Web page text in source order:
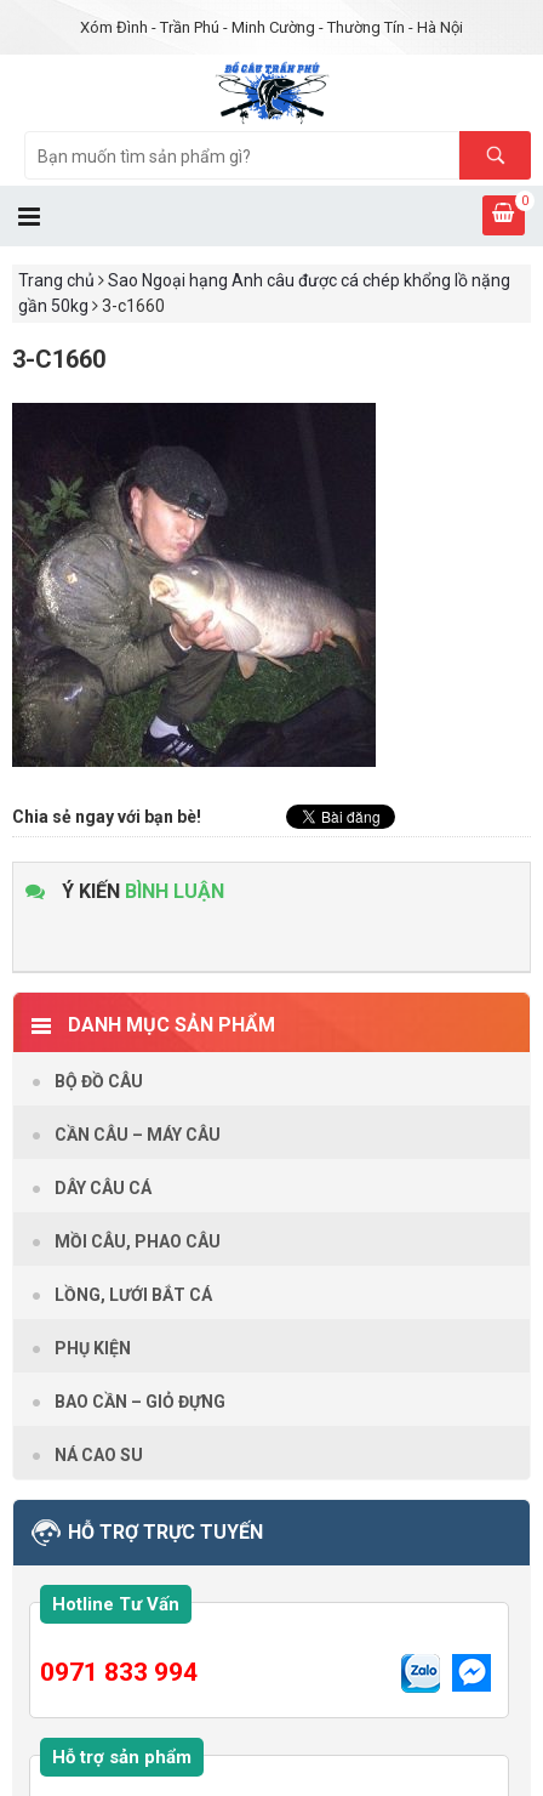
Xóm Đình - Trần Phú - Minh Cường - Thường Tín - Hà Nội
0
Trang chủ
Sao Ngoại hạng Anh câu được cá chép khổng lồ nặng
gần 50kg
3-c1660
3-C1660
Chia sẻ ngay với bạn bè!
Ý KIẾN BÌNH LUẬN
DANH MỤC SẢN PHẨM
BỘ ĐỒ CÂU
CẦN CÂU – MÁY CÂU
DÂY CÂU CÁ
MỒI CÂU, PHAO CÂU
LỒNG, LƯỚI BẮT CÁ
PHỤ KIỆN
BAO CẦN – GIỎ ĐỰNG
NÁ CAO SU
HỖ TRỢ TRỰC TUYẾN
Hotline Tư Vấn
0971 833 994
Hỗ trợ sản phẩm